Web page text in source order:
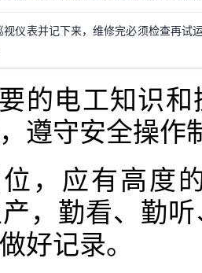
视仪表并记下来，维修完必须检查再试
的电工知识
遵守安全操作
，应有高度
，勤看、勤
好记录。